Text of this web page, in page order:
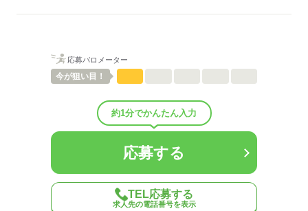
ひとりで
しずか
有料老人ホーム/デイサービス施設/グループホーム/特別養護老人ホ
ーム/病院など
10人
応募バロメーター
今が狙い目！
約1分でかんたん入力
応募する
TEL応募する
求人先の電話番号を表示